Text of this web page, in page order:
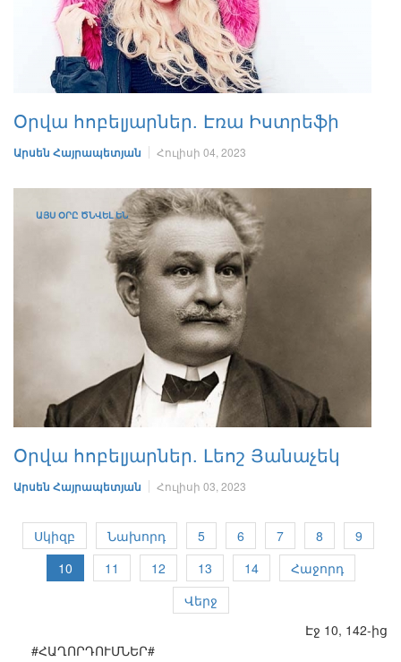
Օրվա հոբելյարներ. Էռա Իստրեֆի
Արսեն Հայրապետյան Հուլիսի 04, 2023
ԱՅՍ ՕՐԸ ԾՆՎԵԼ ԵՆ
Օրվա հոբելյարներ. Լեոշ Յանաչեկ
Արսեն Հայրապետյան Հուլիսի 03, 2023
Սկիզբ Նախորդ 5 6 7 8
9
10
11 12 13 14
Հաջորդ
Վերջ
Էջ 10, 142-ից
#ՀԱՂՈՐԴՈՒՄՆԵՐ#